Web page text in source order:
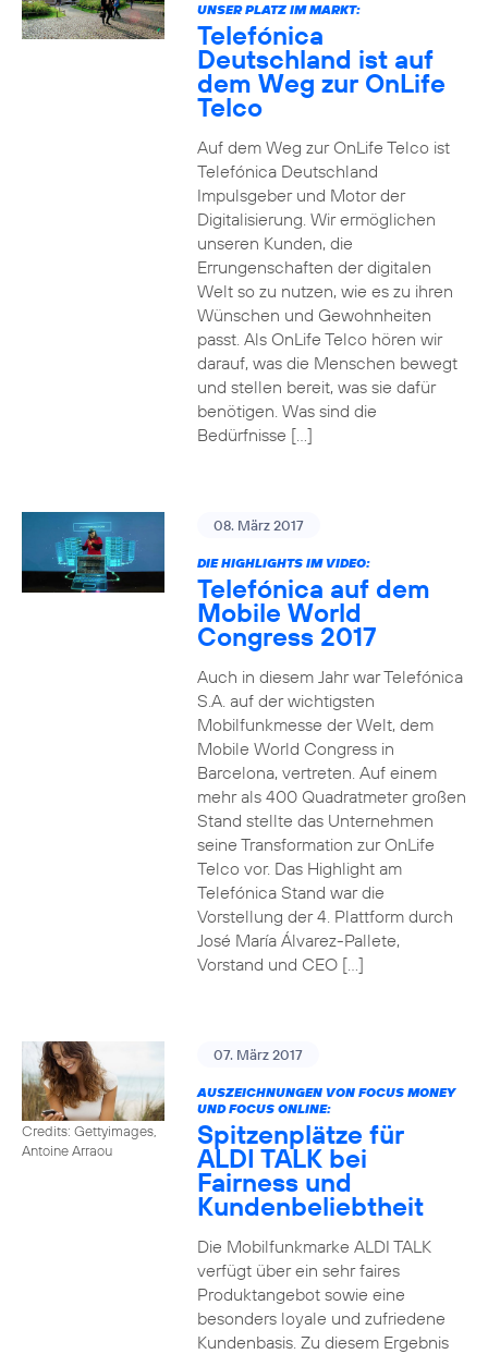
UNSER PLATZ IM MARKT:
Telefónica
Deutschland ist auf
dem Weg zur OnLife
Telco
Auf dem Weg zur OnLife Telco ist
Telefónica Deutschland
Impulsgeber und Motor der
Digitalisierung. Wir ermöglichen
unseren Kunden, die
Errungenschaften der digitalen
Welt so zu nutzen, wie es zu ihren
Wünschen und Gewohnheiten
passt. Als OnLife Telco hören wir
darauf, was die Menschen bewegt
und stellen bereit, was sie dafür
benötigen. Was sind die
Bedürfnisse […]
08. März 2017
DIE HIGHLIGHTS IM VIDEO:
Telefónica auf dem
Mobile World
Congress 2017
Auch in diesem Jahr war Telefónica
S.A. auf der wichtigsten
Mobilfunkmesse der Welt, dem
Mobile World Congress in
Barcelona, vertreten. Auf einem
mehr als 400 Quadratmeter großen
Stand stellte das Unternehmen
seine Transformation zur OnLife
Telco vor. Das Highlight am
Telefónica Stand war die
Vorstellung der 4. Plattform durch
José María Álvarez-Pallete,
Vorstand und CEO […]
Credits: Gettyimages,
Antoine Arraou
07. März 2017
AUSZEICHNUNGEN VON FOCUS MONEY
UND FOCUS ONLINE:
Spitzenplätze für
ALDI TALK bei
Fairness und
Kundenbeliebtheit
Die Mobilfunkmarke ALDI TALK
verfügt über ein sehr faires
Produktangebot sowie eine
besonders loyale und zufriedene
Kundenbasis. Zu diesem Ergebnis